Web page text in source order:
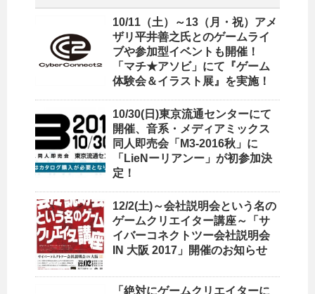
10/11（土）～13（月・祝）アメ
ザリ平井善之氏とのゲームライ
ブや参加型イベントも開催！
「マチ★アソビ」にて『ゲーム
体験会＆イラスト展』を実施！
10/30(日)東京流通センターにて
開催、音系・メディアミックス
同人即売会「M3-2016秋」に
「LieNーリアンー」が初参加決
定！
12/2(土)～会社説明会という名の
ゲームクリエイター講座～「サ
イバーコネクトツー会社説明会
IN 大阪 2017」開催のお知らせ
「絶対にゲームクリエイターに